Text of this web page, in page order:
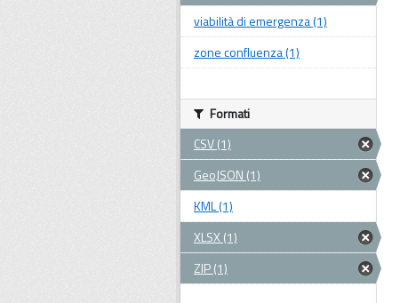
viabilità di emergenza (1)
zone confluenza (1)
Formati
CSV (1)
GeoJSON (1)
KML (1)
XLSX (1)
ZIP (1)